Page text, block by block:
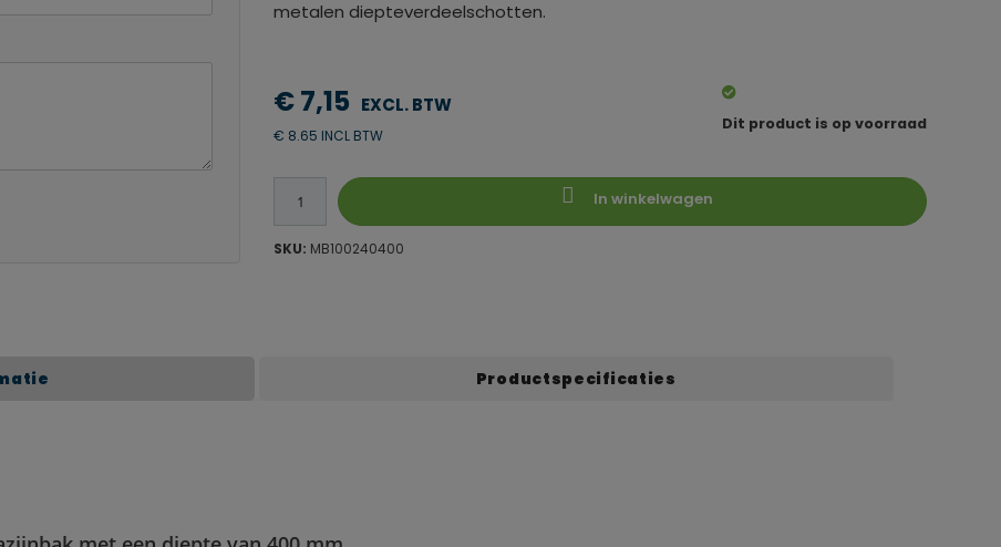
metalen diepteverdeelschotten.
€ 7,15
€ 8.65 INCL BTW
Dit product is op voorraad
In winkelwagen
SKU: MB100240400
Productspecificaties